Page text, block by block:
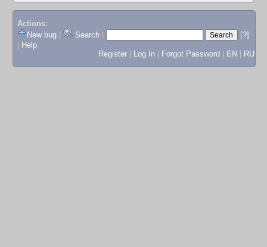
Actions:
New bug
Search
[?]
Help
Register
Log In Forgot Password EN RU